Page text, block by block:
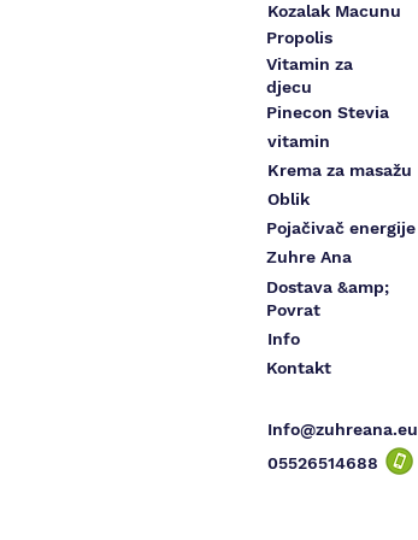
Kozalak Macunu
Propolis
Vitamin za
djecu
Pinecon Stevia
vitamin
Krema za masažu
Oblik
Pojačivač energije
Zuhre Ana
Dostava &amp;
Povrat
Info
Kontakt
Info@zuhreana.eu
05526514688